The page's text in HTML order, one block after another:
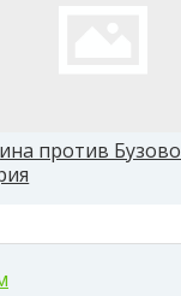
против